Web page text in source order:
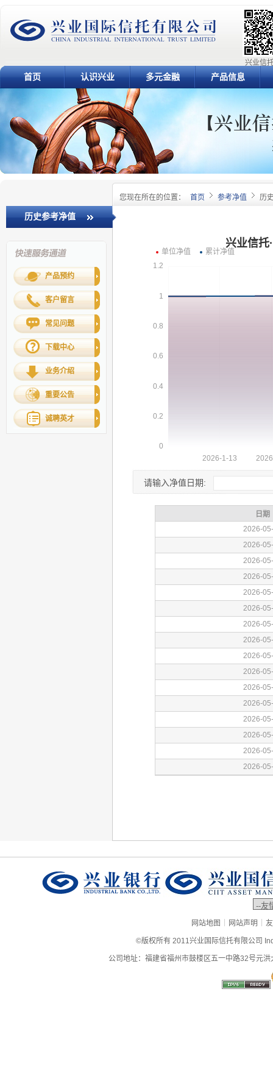
兴业信
首页 认识兴业 多元金融 产品信息
您现在所在的位置： 首页 参考净值 历
历史参考净值
产品预约
客户留言
常见问题
下载中心
业务介绍
重要公告
诚聘英才
请输入净值日期:
网站地图 | 网站声明 |
©版权所有 2011兴业国际信托有限公司
公司地址：福建省福州市鼓楼区五一中路32号元